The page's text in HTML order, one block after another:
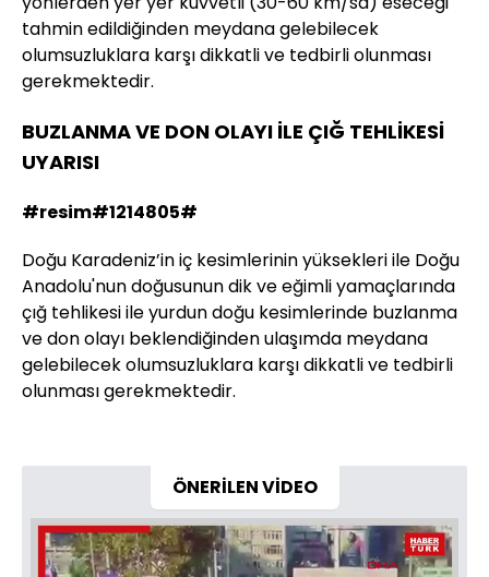
tahmin edildiğinden meydana gelebilecek
olumsuzluklara karşı dikkatli ve tedbirli olunması
gerekmektedir.
BUZLANMA VE DON OLAYI İLE ÇIĞ TEHLİKESİ
UYARISI
#resim#1214805#
Doğu Karadeniz’in iç kesimlerinin yüksekleri ile Doğu
Anadolu'nun doğusunun dik ve eğimli yamaçlarında
çığ tehlikesi ile yurdun doğu kesimlerinde buzlanma
ve don olayı beklendiğinden ulaşımda meydana
gelebilecek olumsuzluklara karşı dikkatli ve tedbirli
olunması gerekmektedir.
ÖNERİLEN VİDEO